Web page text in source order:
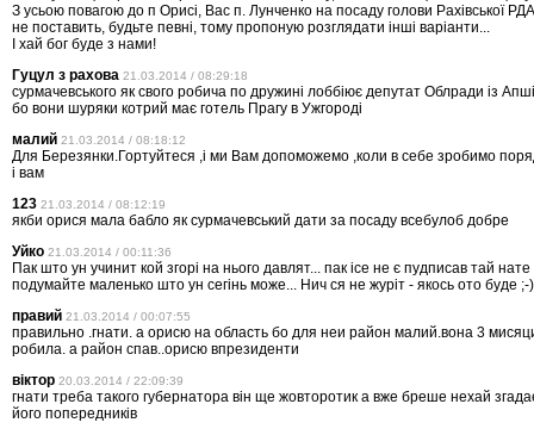
З усьою повагою до п Орисі, Вас п. Лунченко на посаду голови Рахівської
не поставить, будьте певні, тому пропоную розглядати інші варіанти...
І хай бог буде з нами!
Гуцул з рахова 21.03.2014 / 08:29:18
сурмачевського як свого робича по дружині лоббіює депутат Облради із
бо вони шуряки котрий має готель Прагу в Ужгороді
малий 21.03.2014 / 08:18:12
Для Березянки.Гортуйтеся ,і ми Вам допоможемо ,коли в себе зробимо
і вам
123 21.03.2014 / 08:12:19
якби орися мала бабло як сурмачевський дати за посаду всебулоб добре
Уйко 21.03.2014 / 00:11:36
Пак што ун учинит кой згорi на нього давлят... пак iсе не є пудписав тай
подумайте маленько што ун сегiнь може... Нич ся не журiт - якось ото буде ;-
правий 21.03.2014 / 00:07:55
правильно .гнати. а орисю на область бо для неи район малий.вона 3
робила. а район спав..орисю впрезиденти
віктор 20.03.2014 / 22:09:39
гнати треба такого губернатора він ще жовторотик а вже бреше нехай
його попередників